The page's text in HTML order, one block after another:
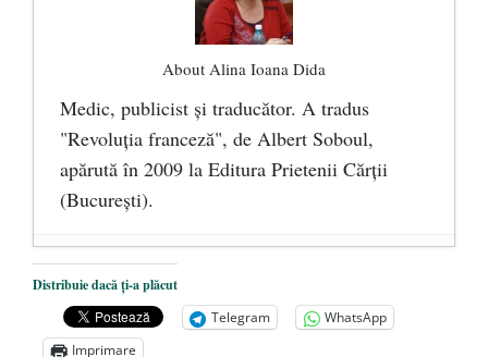
About Alina Ioana Dida
Medic, publicist şi traducător. A tradus
"Revoluţia franceză", de Albert Soboul,
apărută în 2009 la Editura Prietenii Cărţii
(Bucureşti).
Ceva despre pandemie
O carte despre embrionul uman, ca
persoană ce trebuie apărată - 8 octombrie
Distribuie dacă ți-a plăcut
Telegram
WhatsApp
Imprimare